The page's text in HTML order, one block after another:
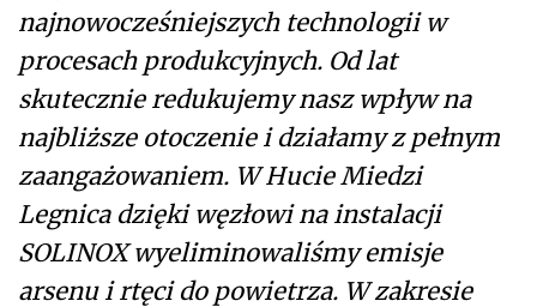
najnowocześniejszych technologii w
procesach produkcyjnych. Od lat
skutecznie redukujemy nasz wpływ na
najbliższe otoczenie i działamy z pełnym
zaangażowaniem. W Hucie Miedzi
Legnica dzięki węzłowi na instalacji
SOLINOX wyeliminowaliśmy emisje
arsenu i rtęci do powietrza. W zakresie